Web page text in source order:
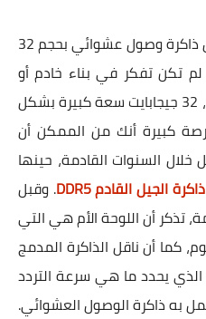
في وقتنا هذا يمكننا الاعتبار أن ذاكرة وصول عشوائي بحجم 32
لم تكن تفكر في بناء خادم أو
محطة عمل على سبيل المثال-، 32 جيجابايت سعة كبيرة بشكل
كبيرة أنك من الممكن أن
السنوات القادمة، حينها
ذاكرة الجيل القادم DDR5
. وقبل
تذكر أن اللوحة الأم هي التي
كما أن ناقل الذاكرة المدمج
يحدد ما هي سرعة التردد
به ذاكرة الوصول العشوائي.